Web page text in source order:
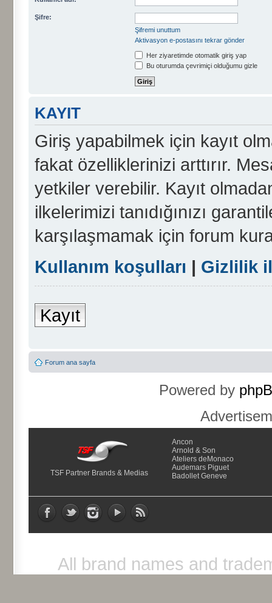
Şifre:
Şifremi unuttum
Aktivasyon e-postasını tekrar gönder
Her ziyaretimde otomatik giriş yap
Bu oturumda çevrimiçi olduğumu gizle
KAYIT
Giriş yapabilmek için kayıt
fakat özelliklerinizi arttırır.
yetkiler verebilir. Kayıt
ilkelerimizi tanıdığınızı
karşılaşmamak için forum
Kullanım koşulları | Gizlilik
Kayıt
Forum ana sayfa
Powered by
TSF Partner Brands & Medias
Ancon
Arnold & Son
Ateliers deMonaco
Audemars Piguet
Badollet Geneve
All brand names and